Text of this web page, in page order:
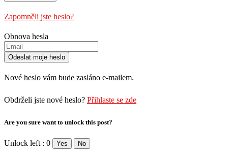
Zapomněli jste heslo?
Obnova hesla
Nové heslo vám bude zasláno e-mailem.
Obdrželi jste nové heslo? Přihlaste se zde
Are you sure want to unlock this post?
Unlock left : 0 Yes No